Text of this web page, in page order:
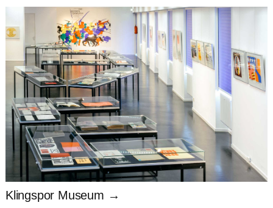
Klingspor Museum →